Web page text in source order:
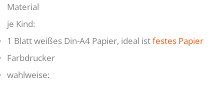
Material
je Kind:
1 Blatt weißes Din-A4 Papier, ideal istfestes Papier
Farbdrucker
wahlweise: